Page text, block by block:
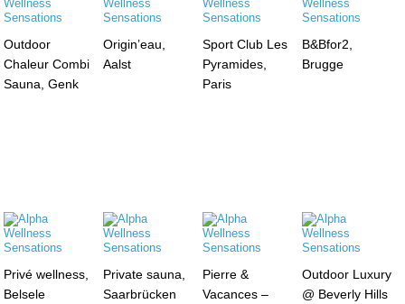
Outdoor
Chaleur Combi
Sauna, Genk
Origin’eau,
Aalst
Sport Club Les
Pyramides,
Paris
B&Bfor2,
Brugge
Privé wellness,
Belsele
Private sauna,
Saarbrücken
Pierre &
Vacances –
Outdoor Luxury
@ Beverly Hills